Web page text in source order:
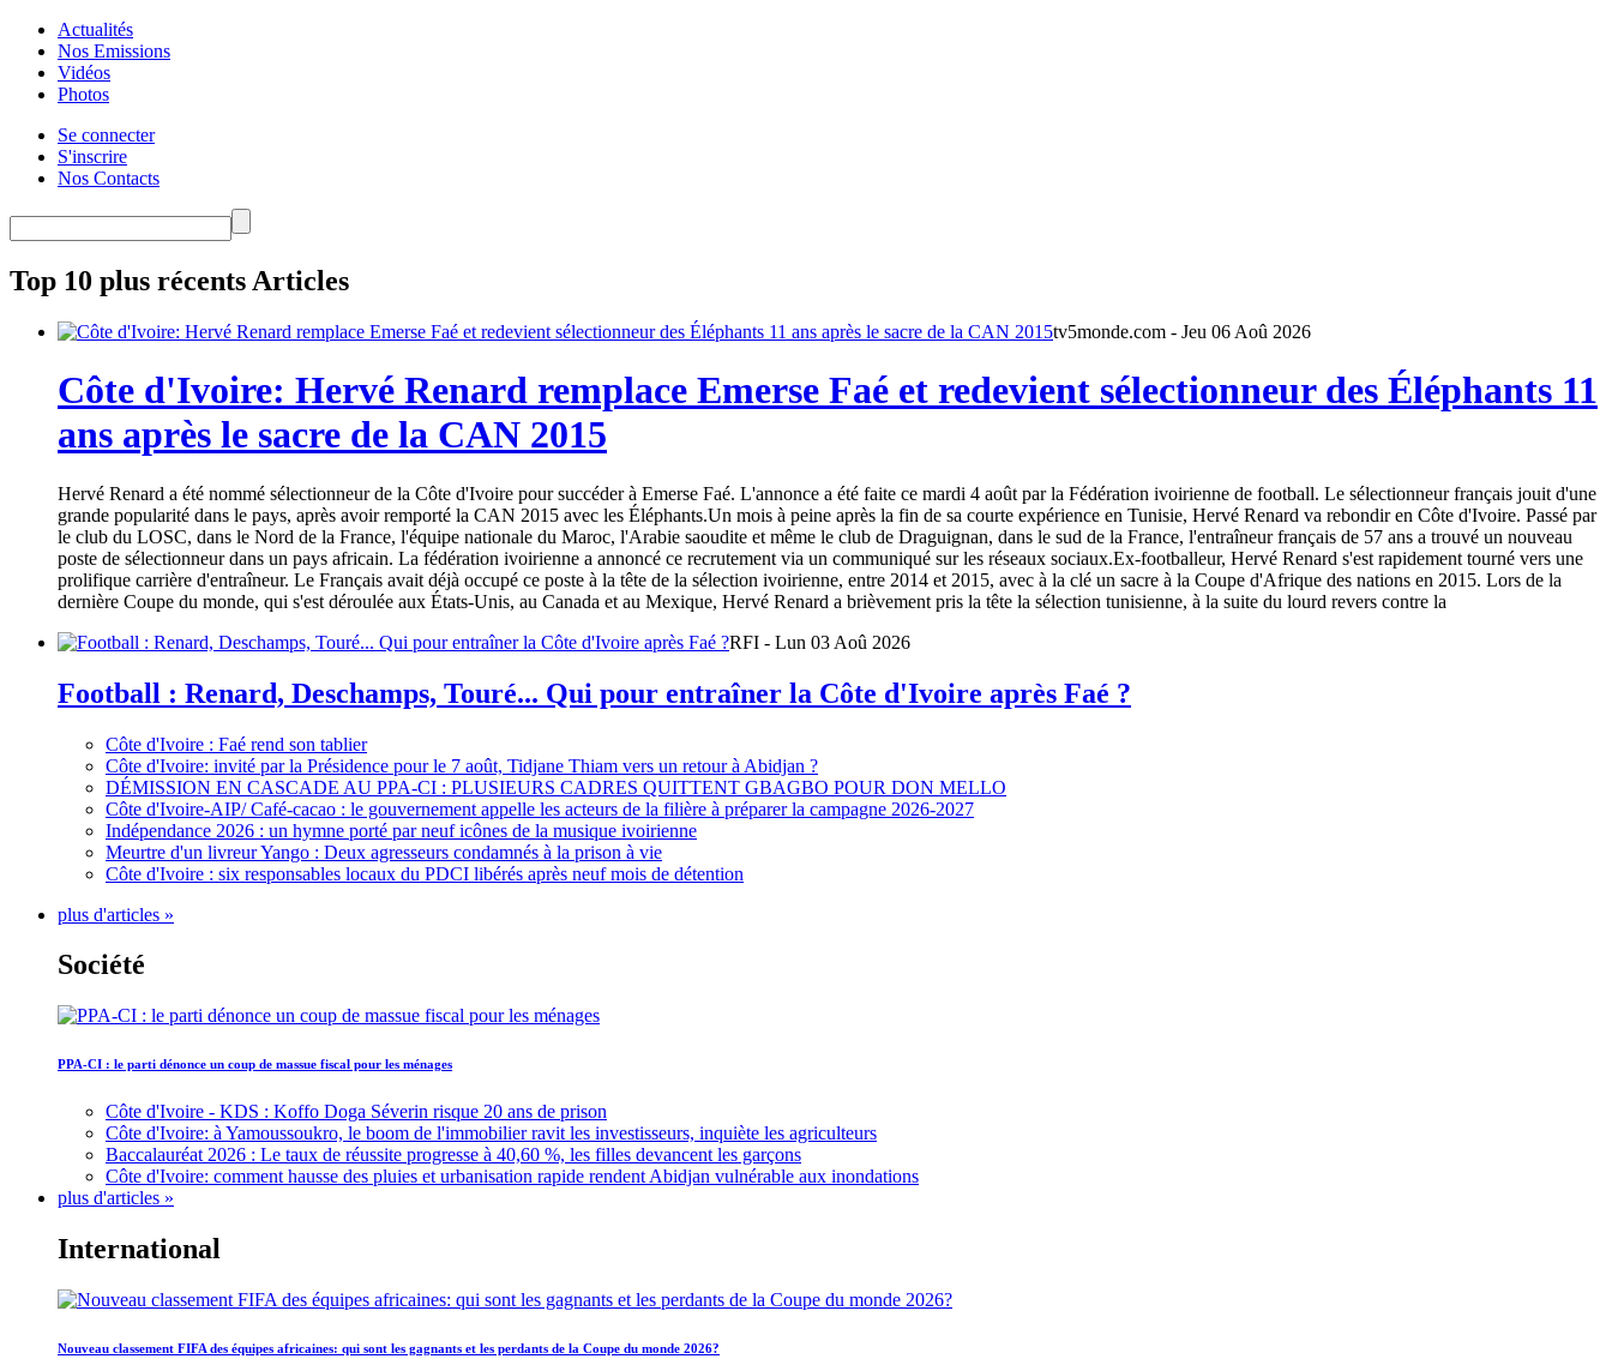
Actualités
Nos Emissions
Vidéos
Photos
Se connecter
S'inscrire
Nos Contacts
Top 10 plus récents Articles
tv5monde.com - Jeu 06 Aoû 2026
Côte d'Ivoire: Hervé Renard remplace Emerse Faé et redevient sélectionneur des Éléphants 11
ans après le sacre de la CAN 2015
Hervé Renard a été nommé sélectionneur de la Côte d'Ivoire pour succéder à Emerse Faé. L'annonce a été faite ce mardi 4 août par la Fédération ivoirienne de football. Le sélectionneur français jouit d'une
grande popularité dans le pays, après avoir remporté la CAN 2015 avec les Éléphants.Un mois à peine après la fin de sa courte expérience en Tunisie, Hervé Renard va rebondir en Côte d'Ivoire. Passé par
le club du LOSC, dans le Nord de la France, l'équipe nationale du Maroc, l'Arabie saoudite et même le club de Draguignan, dans le sud de la France, l'entraîneur français de 57 ans a trouvé un nouveau
poste de sélectionneur dans un pays africain. La fédération ivoirienne a annoncé ce recrutement via un communiqué sur les réseaux sociaux.Ex-footballeur, Hervé Renard s'est rapidement tourné vers une
prolifique carrière d'entraîneur. Le Français avait déjà occupé ce poste à la tête de la sélection ivoirienne, entre 2014 et 2015, avec à la clé un sacre à la Coupe d'Afrique des nations en 2015. Lors de la
dernière Coupe du monde, qui s'est déroulée aux États-Unis, au Canada et au Mexique, Hervé Renard a brièvement pris la tête la sélection tunisienne, à la suite du lourd revers contre la
RFI - Lun 03 Aoû 2026
Football : Renard, Deschamps, Touré... Qui pour entraîner la Côte d'Ivoire après Faé ?
Côte d'Ivoire : Faé rend son tablier
Côte d'Ivoire: invité par la Présidence pour le 7 août, Tidjane Thiam vers un retour à Abidjan ?
DÉMISSION EN CASCADE AU PPA-CI : PLUSIEURS CADRES QUITTENT GBAGBO POUR DON MELLO
Côte d'Ivoire-AIP/ Café-cacao : le gouvernement appelle les acteurs de la filière à préparer la campagne 2026-2027
Indépendance 2026 : un hymne porté par neuf icônes de la musique ivoirienne
Meurtre d'un livreur Yango : Deux agresseurs condamnés à la prison à vie
Côte d'Ivoire : six responsables locaux du PDCI libérés après neuf mois de détention
plus d'articles »
Société
PPA-CI : le parti dénonce un coup de massue fiscal pour les ménages
Côte d'Ivoire - KDS : Koffo Doga Séverin risque 20 ans de prison
Côte d'Ivoire: à Yamoussoukro, le boom de l'immobilier ravit les investisseurs, inquiète les agriculteurs
Baccalauréat 2026 : Le taux de réussite progresse à 40,60 %, les filles devancent les garçons
Côte d'Ivoire: comment hausse des pluies et urbanisation rapide rendent Abidjan vulnérable aux inondations
plus d'articles »
International
Nouveau classement FIFA des équipes africaines: qui sont les gagnants et les perdants de la Coupe du monde 2026?